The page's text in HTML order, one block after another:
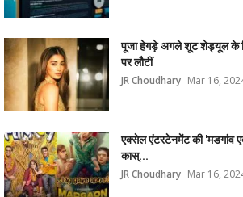
पूजा हेगड़े अगले शूट शेड्यूल के
पर लौटीं
JR Choudhary Mar 16,
एक्सेल एंटरटेनमेंट की 'मडगांव
कास्...
JR Choudhary Mar 16,